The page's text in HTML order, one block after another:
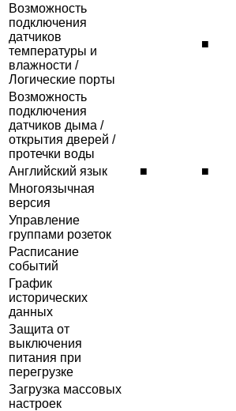
Возможность
подключения
датчиков
температуры и
влажности /
Логические порты
■
Возможность
подключения
датчиков дыма /
открытия дверей /
протечки воды
Английский язык ■ ■
Многоязычная
версия
Управление
группами розеток
Расписание
событий
График
исторических
данных
Защита от
выключения
питания при
перегрузке
Загрузка массовых
настроек